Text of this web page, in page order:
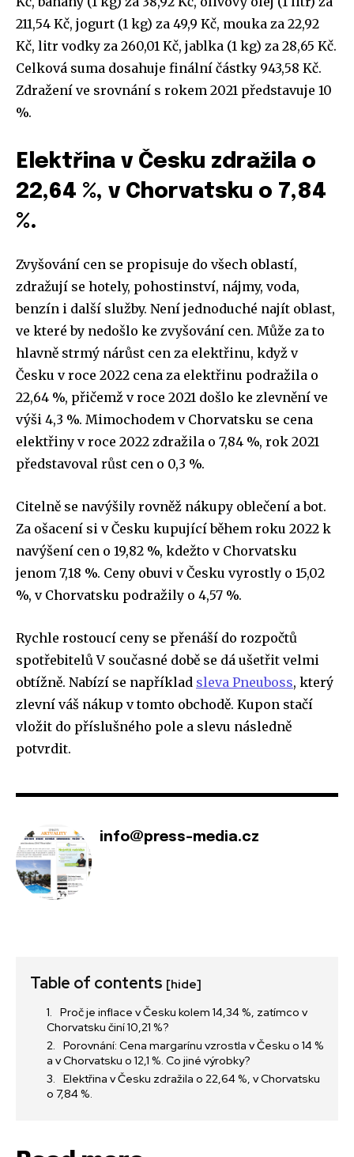
211,54 Kč, jogurt (1 kg) za 49,9 Kč, mouka za 22,92
Kč, litr vodky za 260,01 Kč, jablka (1 kg) za 28,65 Kč.
Celková suma dosahuje finální částky 943,58 Kč.
Zdražení ve srovnání s rokem 2021 představuje 10
%.
Elektřina v Česku zdražila o
22,64 %, v Chorvatsku o 7,84
%.
Zvyšování cen se propisuje do všech oblastí,
zdražují se hotely, pohostinství, nájmy, voda,
benzín i další služby. Není jednoduché najít oblast,
ve které by nedošlo ke zvyšování cen. Může za to
hlavně strmý nárůst cen za elektřinu, když v
Česku v roce 2022 cena za elektřinu podražila o
22,64 %, přičemž v roce 2021 došlo ke zlevnění ve
výši 4,3 %. Mimochodem v Chorvatsku se cena
elektřiny v roce 2022 zdražila o 7,84 %, rok 2021
představoval růst cen o 0,3 %.
Citelně se navýšily rovněž nákupy oblečení a bot.
Za ošacení si v Česku kupující během roku 2022 k
navýšení cen o 19,82 %, kdežto v Chorvatsku
jenom 7,18 %. Ceny obuvi v Česku vyrostly o 15,02
%, v Chorvatsku podražily o 4,57 %.
Rychle rostoucí ceny se přenáší do rozpočtů
spotřebitelů V současné době se dá ušetřit velmi
obtížně. Nabízí se například sleva Pneuboss, který
zlevní váš nákup v tomto obchodě. Kupon stačí
vložit do příslušného pole a slevu následně
potvrdit.
info@press-media.cz
Table of contents [hide]
Proč je inflace v Česku kolem 14,34 %, zatímco v
Chorvatsku činí 10,21 %?
Porovnání: Cena margarínu vzrostla v Česku o 14 %
a v Chorvatsku o 12,1 %. Co jiné výrobky?
Elektřina v Česku zdražila o 22,64 %, v Chorvatsku
o 7,84 %.